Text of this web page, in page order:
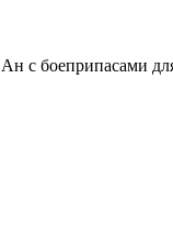
с боеприпасами